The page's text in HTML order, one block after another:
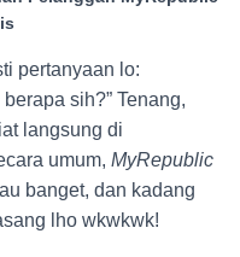
pertanyaan lo:
berapa sih?” Tenang,
langsung di
umum, MyRepublic
banget, dan kadang
lho wkwkwk!